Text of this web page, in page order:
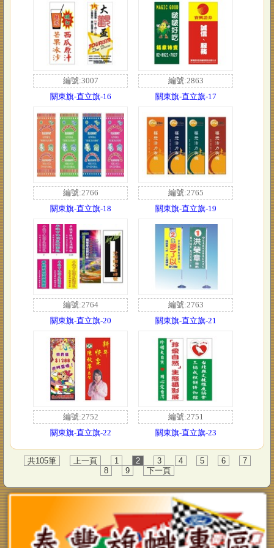
編號:3007
關東旗-直立旗-16
編號:2863
關東旗-直立旗-17
編號:2766
關東旗-直立旗-18
編號:2765
關東旗-直立旗-19
編號:2764
關東旗-直立旗-20
編號:2763
關東旗-直立旗-21
編號:2752
關東旗-直立旗-22
編號:2751
關東旗-直立旗-23
共105筆 上一頁 1 2 3 4 5 6
7
8
9 下一頁